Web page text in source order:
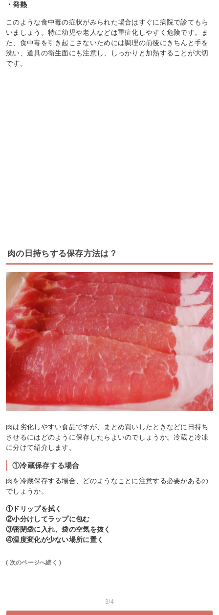
・発熱
このような食中毒の症状がみられた場合はすぐに病院で診てもら
いましょう。特に幼児や老人などは重症化しやすく危険です。ま
た、食中毒を引き起こさないためには調理の前後にきちんと手を
洗い、道具の衛生面にも注意し、しっかりと加熱することが大切
です。
肉の日持ちする保存方法は？
肉は劣化しやすい食品ですが、まとめ買いしたときなどに日持ち
させるにはどのように保存したらよいのでしょうか。冷蔵と冷凍
に分けて紹介します。
①冷蔵保存する場合
肉を冷蔵保存する場合、どのようなことに注意する必要があるの
でしょうか。
①ドリップを拭く
②小分けしてラップに包む
③密閉袋に入れ、袋の空気を抜く
④温度変化が少ない場所に置く
( 次のページへ続く )
3/4